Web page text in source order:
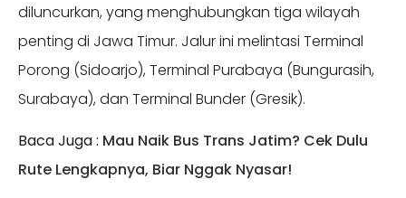
diluncurkan, yang menghubungkan tiga wilayah
penting di Jawa Timur. Jalur ini melintasi Terminal
Porong (Sidoarjo), Terminal Purabaya (Bungurasih,
Surabaya), dan Terminal Bunder (Gresik).
Baca Juga : Mau Naik Bus Trans Jatim? Cek Dulu
Rute Lengkapnya, Biar Nggak Nyasar!